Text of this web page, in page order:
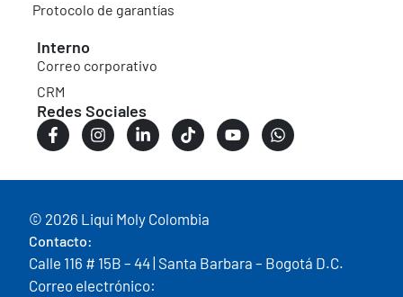
Protocolo de garantías
Interno
Correo corporativo
CRM
Redes Sociales
© 2026 Liqui Moly Colombia
Contacto:
Calle 116 # 15B – 44 | Santa Barbara – Bogotá D.C.
Correo electrónico: